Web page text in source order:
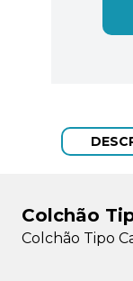
Colchão
Colchão Tipo